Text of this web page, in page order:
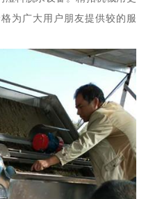
为广大用户朋友提供较的服